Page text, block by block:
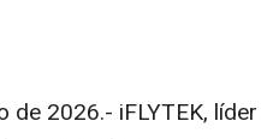
de 2026.- iFLYTEK,